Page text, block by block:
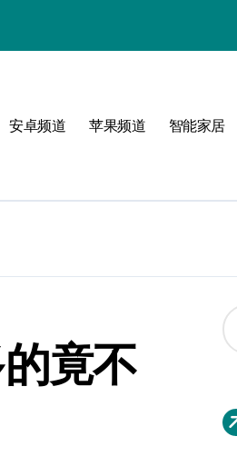
安卓频道 苹果频道 智能家居
竟不
搜
索
：